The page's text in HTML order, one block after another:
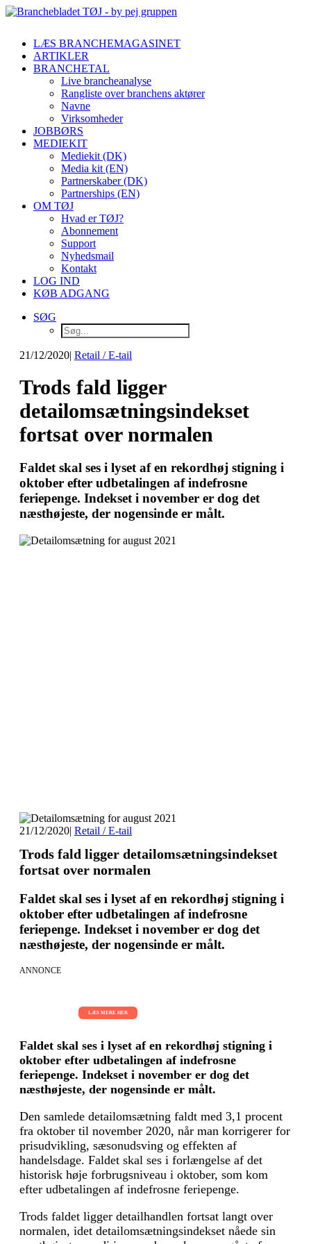
LÆS BRANCHEMAGASINET
ARTIKLER
BRANCHETAL
Live brancheanalyse
Rangliste over branchens aktører
Navne
Virksomheder
JOBBØRS
MEDIEKIT
Mediekit (DK)
Media kit (EN)
Partnerskaber (DK)
Partnerships (EN)
OM TØJ
Hvad er TØJ?
Abonnement
Support
Nyhedsmail
Kontakt
LOG IND
KØB ADGANG
SØG
21/12/2020| Retail / E-tail
Trods fald ligger
detailomsætningsindekset
fortsat over normalen
Faldet skal ses i lyset af en rekordhøj stigning i
oktober efter udbetalingen af indefrosne
feriepenge. Indekset i november er dog det
næsthøjeste, der nogensinde er målt.
21/12/2020| Retail / E-tail
Trods fald ligger detailomsætningsindekset
fortsat over normalen
Faldet skal ses i lyset af en rekordhøj stigning i
oktober efter udbetalingen af indefrosne
feriepenge. Indekset i november er dog det
næsthøjeste, der nogensinde er målt.
ANNONCE
LÆS MERE HER
Faldet skal ses i lyset af en rekordhøj stigning i
oktober efter udbetalingen af indefrosne
feriepenge. Indekset i november er dog det
næsthøjeste, der nogensinde er målt.
Den samlede detailomsætning faldt med 3,1 procent
fra oktober til november 2020, når man korrigerer for
prisudvikling, sæsonudsving og effekten af
handelsdage. Faldet skal ses i forlængelse af det
historisk høje forbrugsniveau i oktober, som kom
efter udbetalingen af indefrosne feriepenge.
Trods faldet ligger detailhandlen fortsat langt over
normalen, idet detailomsætningsindekset nåede sin